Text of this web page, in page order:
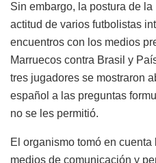
Sin embargo, la postura de
actitud de varios futbolistas
encuentros con los medios
Marruecos contra Brasil y
tres jugadores se mostraron
español a las preguntas
no se les permitió.
El organismo tomó en
medios de comunicación y